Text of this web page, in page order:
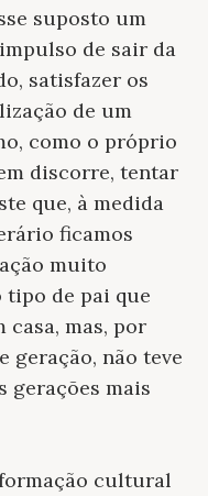
suposto um
de sair da
satisfazer os
de um
como o próprio
discorre, tentar
que, à medida
ficamos
muito
de pai que
mas, por
geração, não teve
gerações mais
formação cultural